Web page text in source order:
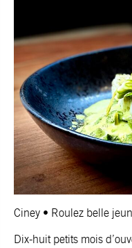
Ciney • Roulez belle
Dix-huit petits mois